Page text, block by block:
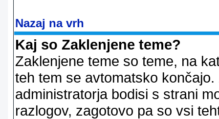
Nazaj na vrh
Kaj so Zaklenjene teme?
Zaklenjene teme so teme, na
teh tem se avtomatsko
administratorja bodisi s strani
razlogov, zagotovo pa so vsi